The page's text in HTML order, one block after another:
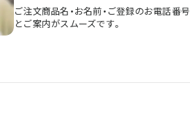
ご注文商品名・お名前・ご登録のお電話番号
とご案内がスムーズです。